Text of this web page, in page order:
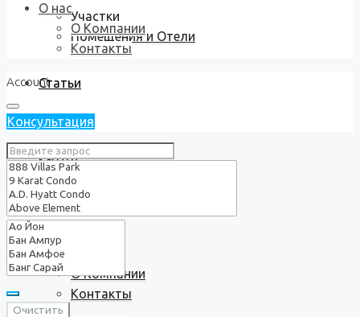
Участки
Помещения и Отели
Статьи
Услуги
О нас
О Компании
Контакты
О нас
О Компании
Контакты
Account
Консультация
Очистить